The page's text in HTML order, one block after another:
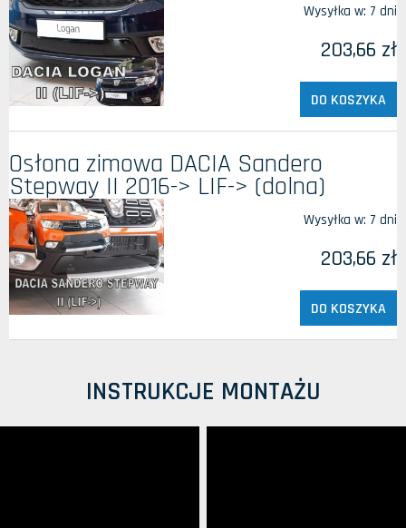
Wysyłka w: 7 dni
203,66 zł
DO KOSZYKA
Osłona zimowa DACIA Sandero
Stepway II 2016-> LIF-> (dolna)
Wysyłka w: 7 dni
203,66 zł
DO KOSZYKA
INSTRUKCJE MONTAŻU